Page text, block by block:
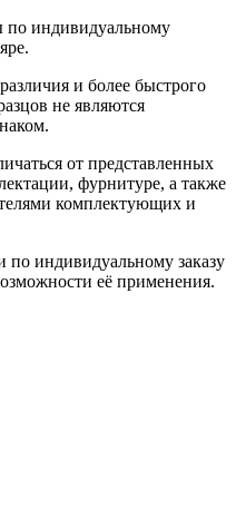
по индивидуальному
и более быстрого
не являются
от представленных
фурнитуре, а также
комплектующих и
индивидуальному заказу
её применения.